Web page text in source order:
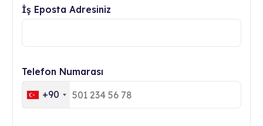
İş Eposta Adresiniz
Telefon Numarası
+90